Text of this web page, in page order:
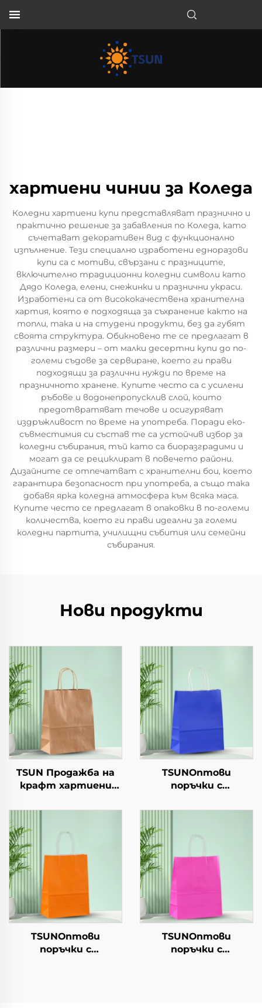
хартиени чинии за Коледа
Коледни хартиени купи представляват празнично и
практично решение за забавления по Коледа, като
съчетават декоративен вид с функционално
изпълнение. Тези специално изработени едноразови
купи са с мотиви, свързани с празниците,
включително традиционни коледни символи като
Дядо Коледа, елени, снежинки и празнични украси.
Изработени са от висококачествена хранителна
хартия, която е подходяща за съхранение както на
топли, така и на студени продукти, без да губят
своята структура. Обикновено те се предлагат в
различни размери – от малки десертни купи до по-
големи съдове за сервиране, което ги прави
подходящи за различни нужди по време на
празничното хранене. Купите често са с усилени
ръбове и водонепропусклив слой, които
предотвратяват течове и осигуряват
издръжливост по време на употреба. Поради еко-
съвместимия си състав те са устойчив избор за
коледни събирания, тъй като са биоразградими и
могат да се рециклират в повечето райони.
Дизайните се отпечатват с хранителни бои, което
гарантира безопасност при употреба, а също така
добавя ярка коледна атмосфера към всяка маса.
Купите често се предлагат в опаковки в по-големи
количества, което ги прави идеални за големи
коледни партита, училищни събития или семейни
събирания.
Нови продукти
TSUN Продажба на
крафт хартиени
логотип за упаковка
на храна за Нова
година/Коледа с
екранна печат
TSUNОптови
поръчки с
логотип на крафт
торбоподобен
мешек с повърхност
за екранна печат за
Нова година/
Кристемас, упаковка
за транспорт на
храна
TSUNОптови
поръчки с
TSUNОптови
поръчки с